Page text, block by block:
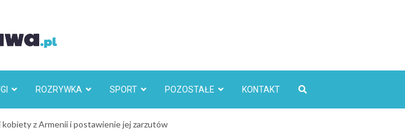
ROZRYWKA SPORT POZOSTAŁE KONTAKT
z Armenii i postawienie jej zarzutów